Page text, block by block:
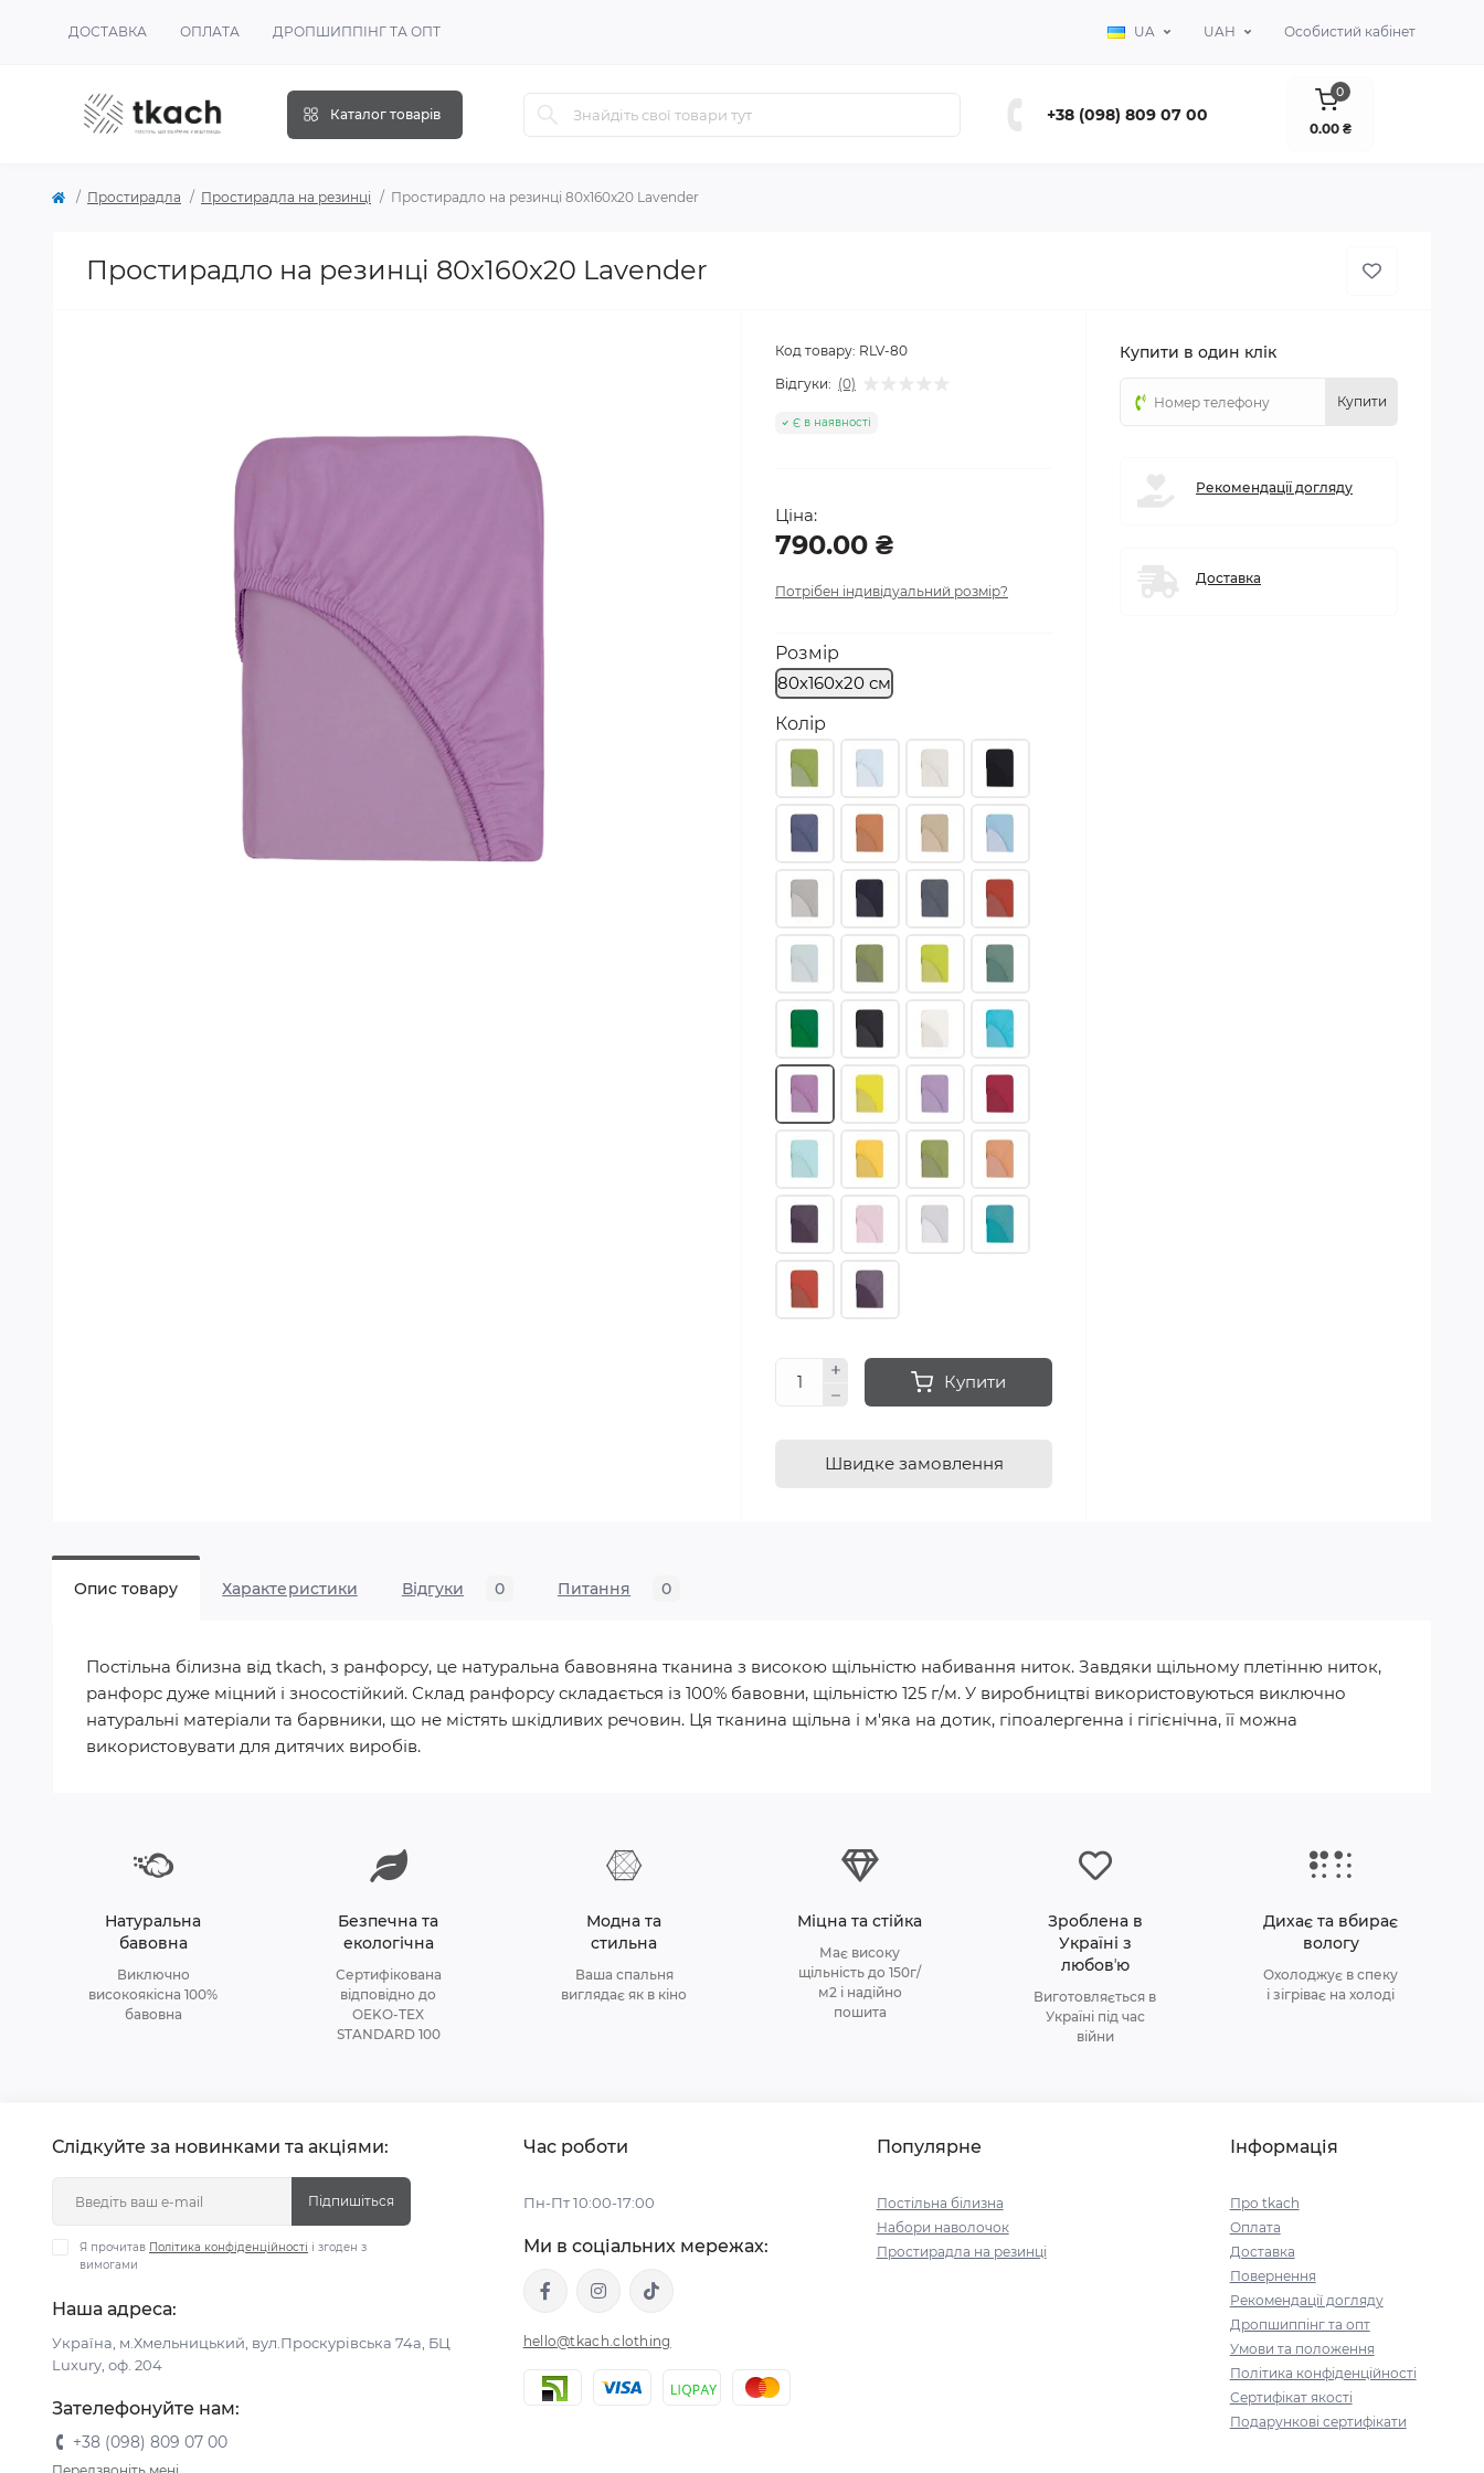
ДОСТАВКА ОПЛАТА ДРОПШИППІНГ ТА ОПТ UA UAH Особистий кабінет
Каталог товарів +38 (098) 809 07 00
0
0.00 ₴
Простирадла Простирадла на резинці Простирадло на резинці 80x160x20 Lavender
Простирадло на резинці 80x160x20 Lavender
Код товару: RLV-80
Відгуки: (0)
Є в наявності
Ціна:
790.00 ₴
Потрібен індивідуальний розмір?
Розмір
80х160х20 см
Колір
Купити
Швидке замовлення
Купити в один клік
Купити
Рекомендації догляду
Доставка
Опис товару Характеристики Відгуки 0 Питання 0
Постільна білизна від tkach, з ранфорсу, це натуральна бавовняна тканина з високою щільністю набивання ниток. Завдяки щільному плетінню ниток,
ранфорс дуже міцний і зносостійкий. Склад ранфорсу складається із 100% бавовни, щільністю 125 г/м. У виробництві використовуються виключно
натуральні матеріали та барвники, що не містять шкідливих речовин. Ця тканина щільна і м'яка на дотик, гіпоалергенна і гігієнічна, її можна
використовувати для дитячих виробів.
Натуральна
бавовна
Виключно
високоякісна 100%
бавовна
Безпечна та
екологічна
Сертифікована
відповідно до
OEKO-TEX
STANDARD 100
Модна та
стильна
Ваша спальня
виглядає як в кіно
Міцна та стійка
Має високу
щільність до 150г/
м2 і надійно
пошита
Зроблена в
Україні з
любовʼю
Виготовляється в
Україні під час
війни
Дихає та вбирає
вологу
Охолоджує в спеку
і зігріває на холоді
Слідкуйте за новинками та акціями:
Підпишіться
Я прочитав Політика конфіденційності і згоден з
вимогами
Наша адреса:
Україна, м.Хмельницький, вул.Проскурівська 74а, БЦ
Luxury, оф. 204
Зателефонуйте нам:
+38 (098) 809 07 00
Час роботи
Пн-Пт 10:00-17:00
Ми в соціальних мережах:
hello@tkach.clothing
Популярне
Постільна білизна
Набори наволочок
Простирадла на резинці
Інформація
Про tkach
Оплата
Доставка
Повернення
Рекомендації догляду
Дропшиппінг та опт
Умови та положення
Політика конфіденційності
Сертифікат якості
Подарункові сертифікати